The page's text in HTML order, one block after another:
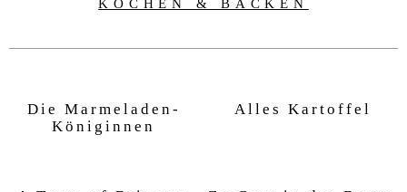
KOCHEN & BACKEN
Die Mar­me­la­den-
Köni­gin­nen
Al­les Kar­tof­fel